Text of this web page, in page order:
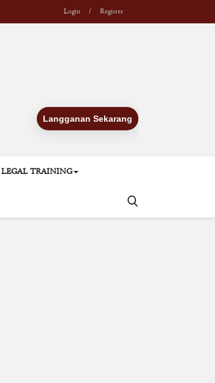
Login / Register
Langganan Sekarang
LEGAL TRAINING